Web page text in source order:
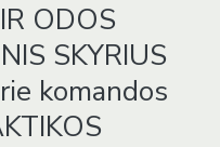
ODOS
SKYRIUS
komandos